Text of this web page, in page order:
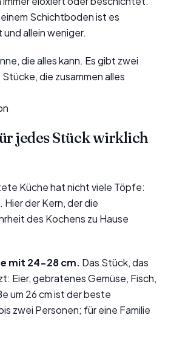
Schichtboden ist es
allein weniger.
die alles kann. Es gibt zwei
die zusammen alles
jedes Stück wirklich
Küche hat nicht viele Töpfe:
der Kern, der die
des Kochens zu Hause
mit 24-28 cm. Das Stück, das
Eier, gebratenes Gemüse, Fisch,
um 26 cm ist der beste
zwei Personen; für eine Familie